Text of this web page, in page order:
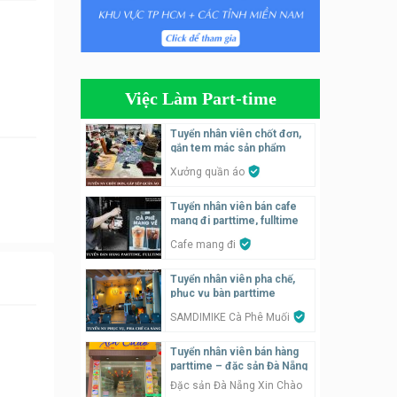
Tuyển nhân viên tiếp thực,
phục vụ bàn
– hỗ trợ ăn ở
Quán bánh đa cua
parttime
Tuyển nhân viên bán hàng
parttime
Húp Tea
Tuyển nhân viên pha chế
tiệm trà sữa
TRÀ SỮA THÁI LAN
Việc Làm Part-time
Tuyển nhân viên chốt đơn,
gắn tem mác sản phẩm
Xưởng quần áo
Tuyển nhân viên bán cafe
mang đi parttime, fulltime
Cafe mang đi
Tuyển nhân viên pha chế,
phục vụ bàn parttime
SAMDIMIKE Cà Phê Muối
Tuyển nhân viên bán hàng
parttime – đặc sản Đà Nẵng
Đặc sản Đà Nẵng Xin Chào